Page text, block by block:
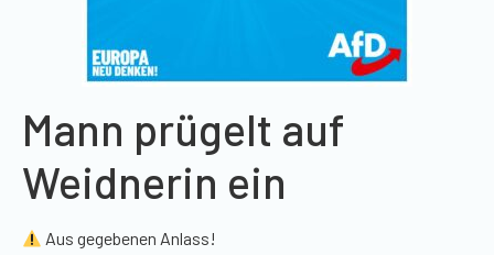
Mann prügelt auf
Weidnerin ein
Aus gegebenen Anlass!